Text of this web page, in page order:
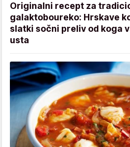
Originalni recept za
galaktoboureko: Hrskave
slatki sočni preliv od koga
usta